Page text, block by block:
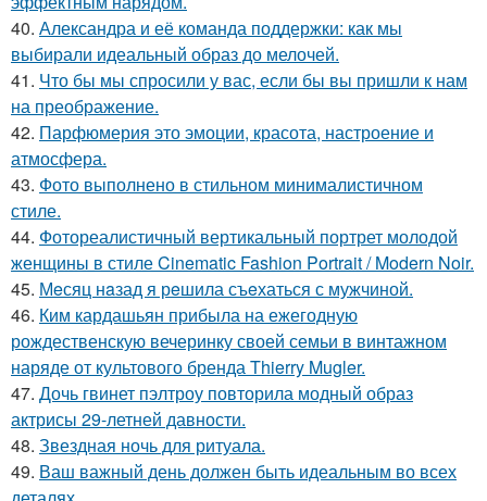
40. Александра и её команда поддержки: как мы
выбирали идеальный образ до мелочей.
41. Что бы мы спросили у вас, если бы вы пришли к нам
на преображение.
42. Парфюмерия это эмоции, красота, настроение и
атмосфера.
43. Фото выполнено в стильном минималистичном
стиле.
44. Фотореалистичный вертикальный портрет молодой
женщины в стиле Cinematic Fashion Portrait / Modern Noir.
45. Мeсяц нaзад я рeшила съeхаться с мужчиной.
46. Ким кардашьян прибыла на ежегодную
рождественскую вечеринку своей семьи в винтажном
наряде от культового бренда Thierry Mugler.
47. Дочь гвинет пэлтроу повторила модный образ
актрисы 29-летней давности.
48. Звездная ночь для ритуала.
49. Ваш важный день должен быть идеальным во всех